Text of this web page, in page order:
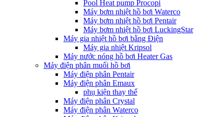
Pool Heat pump Procopi
Máy bơm nhiệt hồ bơi Waterco
Máy bơm nhiệt hồ bơi Pentair
Máy bơm nhiệt hồ bơi LuckingStar
Máy gia nhiệt hồ bơi bằng Điện
Máy gia nhiệt Kripsol
Máy nước nóng hồ bơi Heater Gas
Máy điện phân muối hồ bơi
Máy điện phân Pentair
Máy điện phân Emaux
phụ kiện thay thế
Máy điện phân Crystal
Máy điện phân Waterco